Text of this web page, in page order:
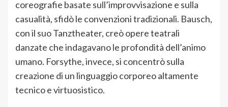
coreografie basate sull’improvvisazione e sulla
casualità, sfidò le convenzioni tradizionali. Bausch,
con il suo Tanztheater, creò opere teatrali
danzate che indagavano le profondità dell’animo
umano. Forsythe, invece, si concentrò sulla
creazione di un linguaggio corporeo altamente
tecnico e virtuosistico.